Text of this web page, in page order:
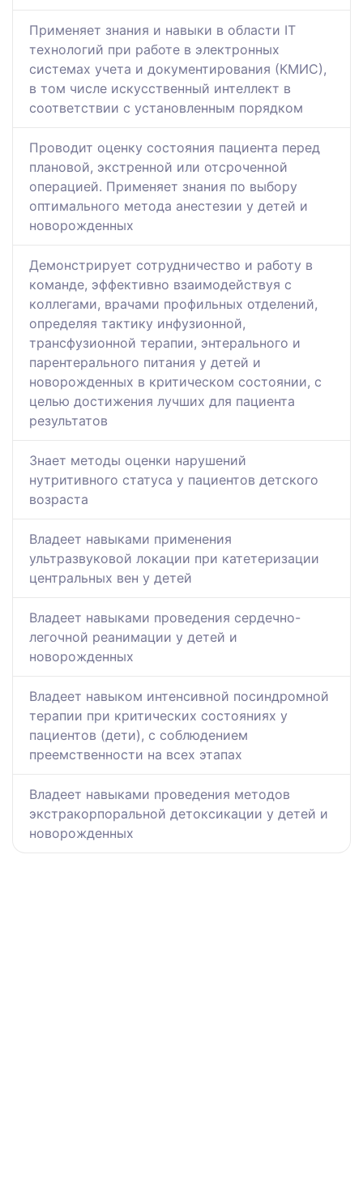
Применяет знания и навыки в области IT
технологий при работе в электронных
системах учета и документирования (КМИС),
в том числе искусственный интеллект в
соответствии с установленным порядком
Проводит оценку состояния пациента перед
плановой, экстренной или отсроченной
операцией. Применяет знания по выбору
оптимального метода анестезии у детей и
новорожденных
Демонстрирует сотрудничество и работу в
команде, эффективно взаимодействуя с
коллегами, врачами профильных отделений,
определяя тактику инфузионной,
трансфузионной терапии, энтерального и
парентерального питания у детей и
новорожденных в критическом состоянии, с
целью достижения лучших для пациента
результатов
Знает методы оценки нарушений
нутритивного статуса у пациентов детского
возраста
Владеет навыками применения
ультразвуковой локации при катетеризации
центральных вен у детей
Владеет навыками проведения сердечно-
легочной реанимации у детей и
новорожденных
Владеет навыком интенсивной посиндромной
терапии при критических состояниях у
пациентов (дети), с соблюдением
преемственности на всех этапах
Владеет навыками проведения методов
экстракорпоральной детоксикации у детей и
новорожденных